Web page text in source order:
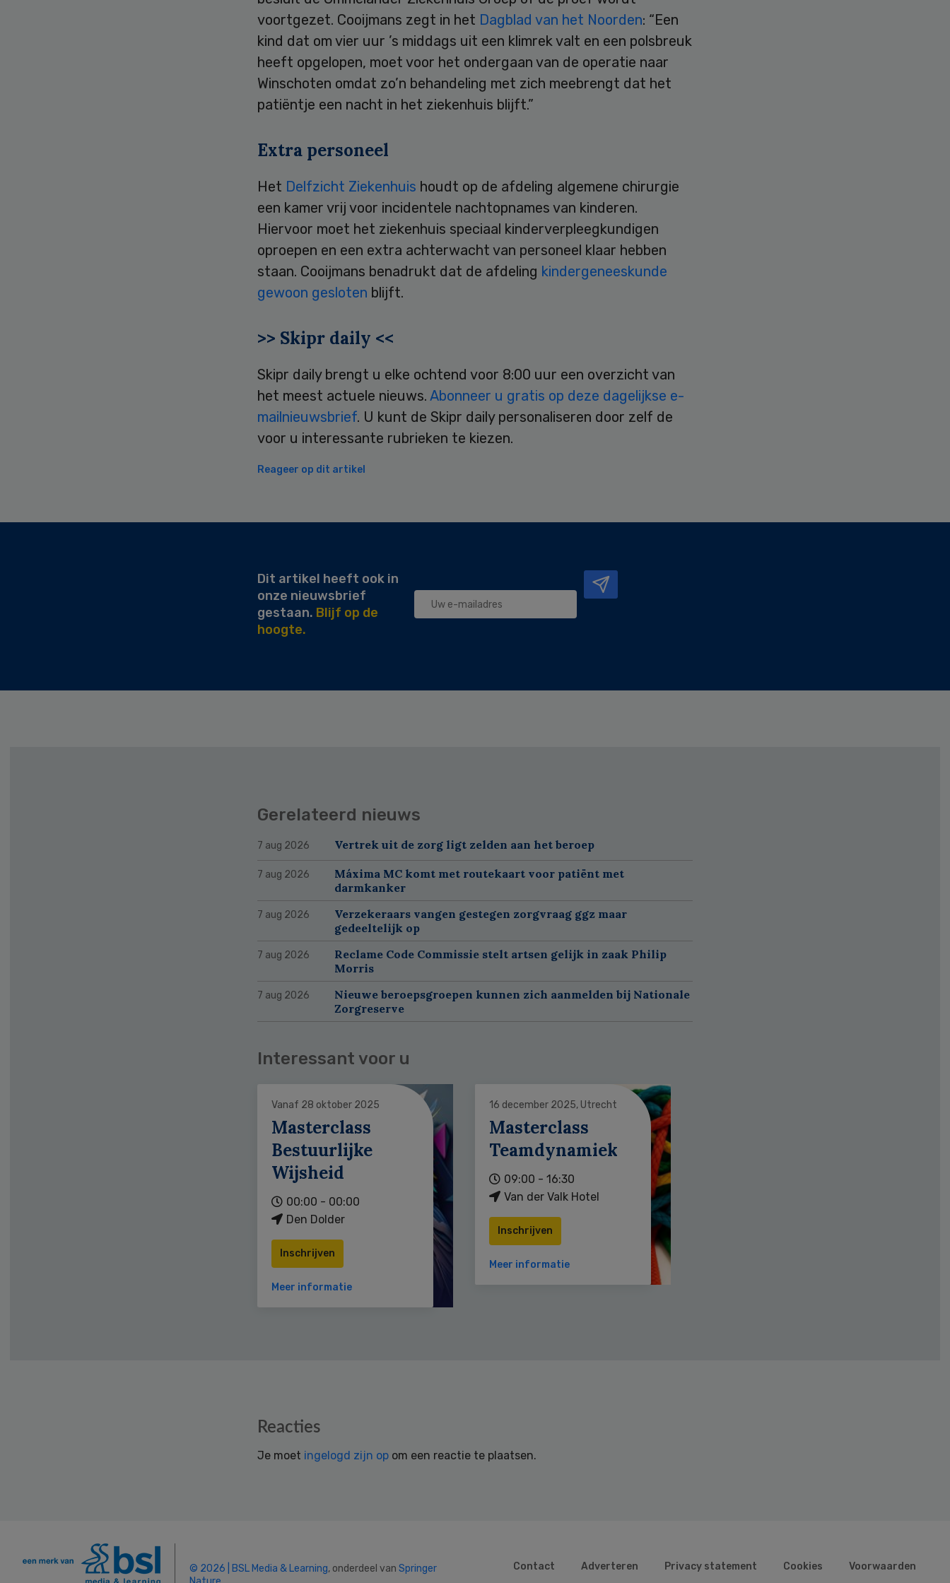
voortgezet. Cooijmans zegt in het Dagblad van het Noorden: “Een
kind dat om vier uur ’s middags uit een klimrek valt en een polsbreuk
heeft opgelopen, moet voor het ondergaan van de operatie naar
Winschoten omdat zo’n behandeling met zich meebrengt dat het
patiëntje een nacht in het ziekenhuis blijft.”
Extra personeel
Het Delfzicht Ziekenhuis houdt op de afdeling algemene chirurgie
een kamer vrij voor incidentele nachtopnames van kinderen.
Hiervoor moet het ziekenhuis speciaal kinderverpleegkundigen
oproepen en een extra achterwacht van personeel klaar hebben
staan. Cooijmans benadrukt dat de afdeling kindergeneeskunde
gewoon gesloten blijft.
>> Skipr daily <<
Skipr daily brengt u elke ochtend voor 8:00 uur een overzicht van
het meest actuele nieuws. Abonneer u gratis op deze dagelijkse e-
mailnieuwsbrief. U kunt de Skipr daily personaliseren door zelf de
voor u interessante rubrieken te kiezen.
Reageer op dit artikel
Secondary
Dit artikel heeft ook in
onze nieuwsbrief
gestaan. Blijf op de
hoogte.
Gerelateerd nieuws
7 aug 2026 Vertrek uit de zorg ligt zelden aan het beroep
7 aug 2026
Máxima MC komt met routekaart voor patiënt met
darmkanker
7 aug 2026
Verzekeraars vangen gestegen zorgvraag ggz maar
gedeeltelijk op
7 aug 2026
Reclame Code Commissie stelt artsen gelijk in zaak Philip
Morris
7 aug 2026
Nieuwe beroepsgroepen kunnen zich aanmelden bij Nationale
Zorgreserve
Interessant voor u
Vanaf 28 oktober 2025
Masterclass
Bestuurlijke
Wijsheid
00:00 - 00:00
Den Dolder
Inschrijven
Meer informatie
16 december 2025, Utrecht
Masterclass
Teamdynamiek
09:00 - 16:30
Van der Valk Hotel
Inschrijven
Meer informatie
Reacties
Je moet ingelogd zijn op om een reactie te plaatsen.
© 2026 | BSL Media & Learning, onderdeel van Springer
Contact Adverteren Privacy statement Cookies Voorwaarden